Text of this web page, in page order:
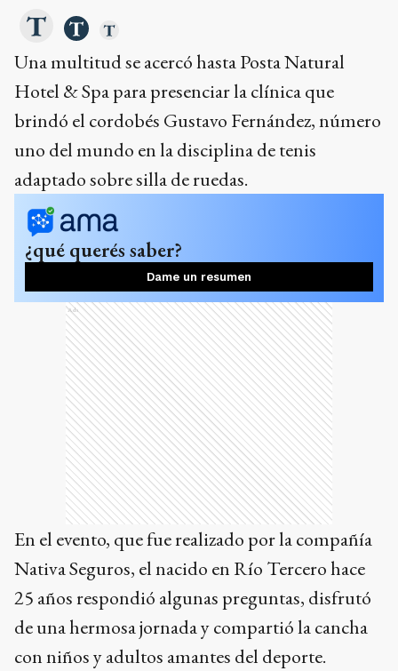
Una multitud se acercó hasta Posta Natural
Hotel & Spa para presenciar la clínica que
brindó el cordobés Gustavo Fernández, número
uno del mundo en la disciplina de tenis
adaptado sobre silla de ruedas.
¿qué querés saber?
Dame un resumen
Ads
En el evento, que fue realizado por la compañía
Nativa Seguros, el nacido en Río Tercero hace
25 años respondió algunas preguntas, disfrutó
de una hermosa jornada y compartió la cancha
con niños y adultos amantes del deporte.